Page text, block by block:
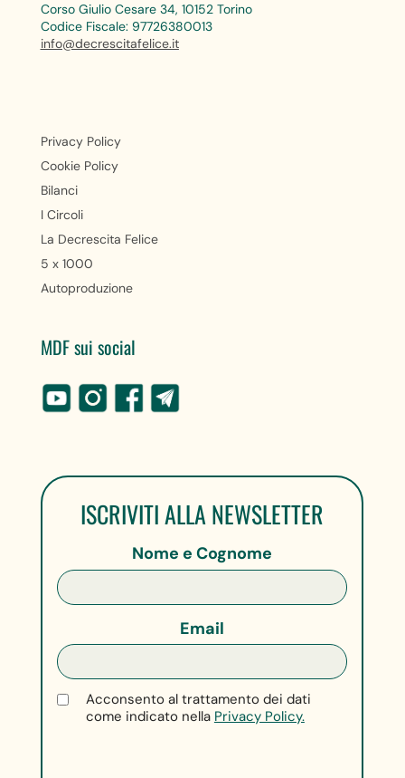
Corso Giulio Cesare 34, 10152 Torino
Codice Fiscale: 97726380013
info@decrescitafelice.it
Privacy Policy
Cookie Policy
Bilanci
I Circoli
La Decrescita Felice
5 x 1000
Autoproduzione
MDF sui social
ISCRIVITI ALLA NEWSLETTER
Nome e Cognome
Email
Acconsento al trattamento dei dati
come indicato nella Privacy Policy.